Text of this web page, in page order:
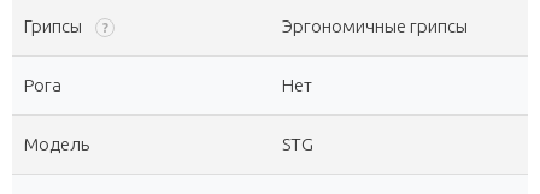
Грипсы ? Эргономичные грипсы
Рога Нет
Модель STG